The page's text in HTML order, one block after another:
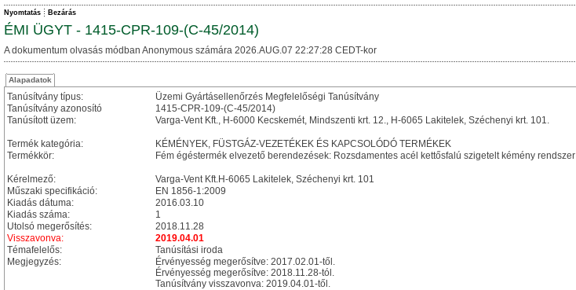
Nyomtatás Bezárás
ÉMI ÜGYT - 1415-CPR-109-(C-45/2014)
A dokumentum olvasás módban Anonymous számára 2026.AUG.07 22:27:28 CEDT-kor
Alapadatok
Tanúsítvány típus:
Üzemi Gyártásellenőrzés Megfelelőségi Tanúsítvány
Tanúsítvány azonosító
1415-CPR-109-(C-45/2014)
Tanúsított üzem:
Varga-Vent Kft., H-6000 Kecskemét, Mindszenti krt. 12., H-6065 Lakitelek, Széchenyi krt. 101.
Termék kategória:
KÉMÉNYEK, FÜSTGÁZ-VEZETÉKEK ÉS KAPCSOLÓDÓ TERMÉKEK
Termékkör:
Fém égéstermék elvezető berendezések: Rozsdamentes acél kettősfalú szigetelt kémény rendszer
Kérelmező:
Varga-Vent Kft.H-6065 Lakitelek, Széchenyi krt. 101
Műszaki specifikáció:
EN 1856-1:2009
Kiadás dátuma:
2016.03.10
Kiadás száma:
1
Utolsó megerősítés:
2018.11.28
Visszavonva:
2019.04.01
Témafelelős:
Tanúsítási iroda
Megjegyzés:
Érvényesség megerősítve: 2017.02.01-től.
Érvényesség megerősítve: 2018.11.28-tól.
Tanúsítvány visszavonva: 2019.04.01-től.